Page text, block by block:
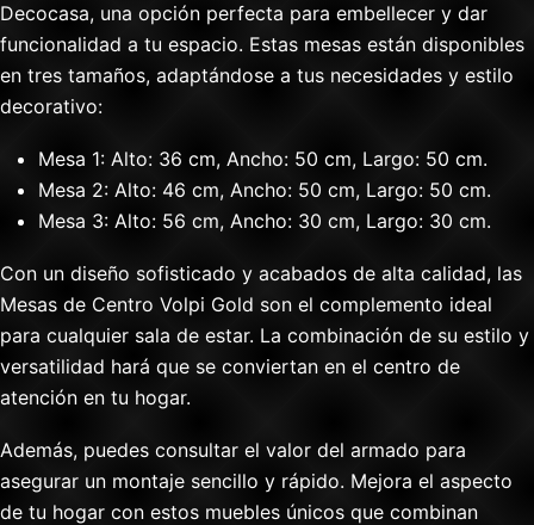
Decocasa, una opción perfecta para embellecer y dar
funcionalidad a tu espacio. Estas mesas están disponibles
en tres tamaños, adaptándose a tus necesidades y estilo
decorativo:
Mesa 1: Alto: 36 cm, Ancho: 50 cm, Largo: 50 cm.
Mesa 2: Alto: 46 cm, Ancho: 50 cm, Largo: 50 cm.
Mesa 3: Alto: 56 cm, Ancho: 30 cm, Largo: 30 cm.
Con un diseño sofisticado y acabados de alta calidad, las
Mesas de Centro Volpi Gold son el complemento ideal
para cualquier sala de estar. La combinación de su estilo y
versatilidad hará que se conviertan en el centro de
atención en tu hogar.
Además, puedes consultar el valor del armado para
asegurar un montaje sencillo y rápido. Mejora el aspecto
de tu hogar con estos muebles únicos que combinan